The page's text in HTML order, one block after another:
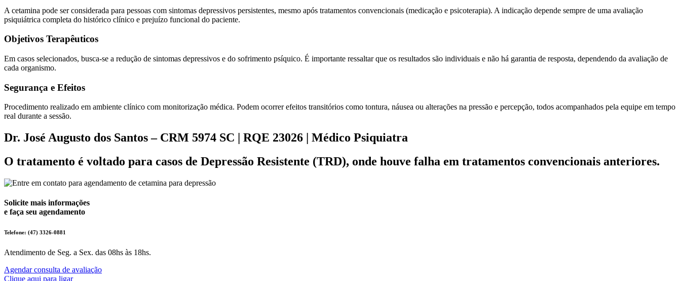
A cetamina pode ser considerada para pessoas com sintomas depressivos persistentes, mesmo após tratamentos convencionais (medicação e psicoterapia). A indicação depende sempre de uma avaliação
psiquiátrica completa do histórico clínico e prejuízo funcional do paciente.
Objetivos Terapêuticos
Em casos selecionados, busca-se a redução de sintomas depressivos e do sofrimento psíquico. É importante ressaltar que os resultados são individuais e não há garantia de resposta, dependendo da avaliação de
cada organismo.
Segurança e Efeitos
Procedimento realizado em ambiente clínico com monitorização médica. Podem ocorrer efeitos transitórios como tontura, náusea ou alterações na pressão e percepção, todos acompanhados pela equipe em tempo
real durante a sessão.
Dr. José Augusto dos Santos – CRM 5974 SC | RQE 23026 | Médico Psiquiatra
O tratamento é voltado para casos de Depressão Resistente (TRD), onde houve falha em tratamentos convencionais anteriores.
Solicite mais informações
e faça seu agendamento
Telefone: (47) 3326-0881
Atendimento de Seg. a Sex. das 08hs às 18hs.
Agendar consulta de avaliação
Clique aqui para ligar